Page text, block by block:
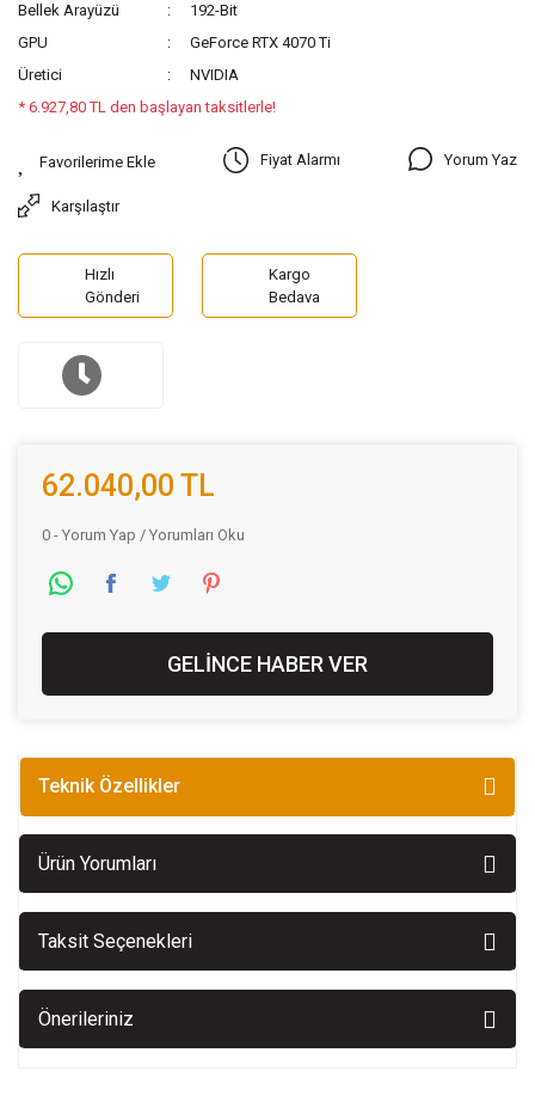
Bellek Arayüzü
192-Bit
GPU
GeForce RTX 4070 Ti
Üretici
NVIDIA
* 6.927,80 TL den başlayan taksitlerle!
Fiyat Alarmı Yorum Yaz
Karşılaştır
Hızlı
Gönderi
Kargo
Bedava
62.040,00 TL
0 - Yorum Yap / Yorumları Oku
GELİNCE HABER VER
Teknik Özellikler
Ürün Yorumları
Taksit Seçenekleri
Önerileriniz